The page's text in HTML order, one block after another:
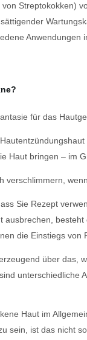
Streptokokken)
für das
Haut bringen – im
verschlimmern,
Sie Rezept
die Einstiegs
über das,
Haut im
sein, ist das nicht